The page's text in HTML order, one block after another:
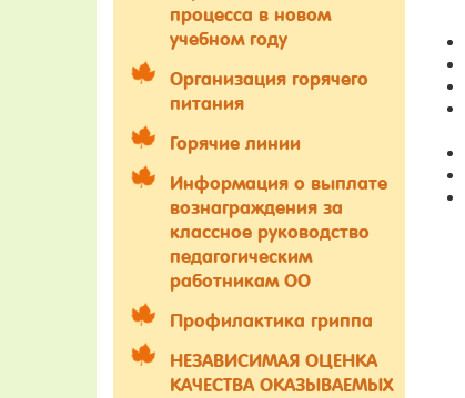
процесса в новом
учебном году
Организация горячего
питания
Горячие линии
Информация о выплате
вознаграждения за
классное руководство
педагогическим
работникам ОО
Профилактика гриппа
НЕЗАВИСИМАЯ ОЦЕНКА
КАЧЕСТВА ОКАЗЫВАЕМЫХ